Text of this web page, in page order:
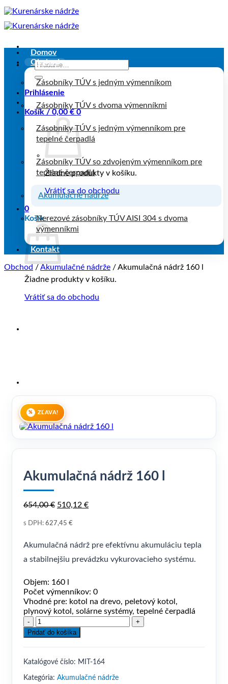
Skip
content
Hľadať:
Prihlásenie
Košík / 0,00 € 0
Žiadne produkty v košíku.
Vrátiť sa do obchodu
0
Košík
Žiadne produkty v košíku.
Vrátiť sa do obchodu
Domov
Obchod
Zásobníky TÚV s jedným výmenníkom
Zásobníky TÚV s dvoma výmenníkmi
Zásobníky TÚV s jedným výmenníkom pre
tepelné čerpadlá
Zásobníky TÚV so zdvojeným výmenníkom pre
tepelné čerpadlá
Akumulačné nádrže
Nerezové zásobníky TÚV AISI 304 s dvoma
výmenníkmi
Kontakt
Obchod /Akumulačné nádrže /Akumulačná nádrž 160 l
ZĽAVA!
Akumulačná nádrž 160 l
654,00€ Pôvodná
bola:
510,12 €Aktuálna
s DPH: 627,45 €
Akumulačná nádrž pre efektívnu akumuláciu tepla
a stabilnejšiu prevádzku vykurovacieho systému.
Objem: 160 l
Počet výmenníkov: 0
Vhodné pre: kotol na drevo, peletový kotol,
plynový kotol, solárne systémy, tepelné čerpadlá
množstvo
Akumulačná
nádrž
160
l
Pridať do košíka
Katalógové číslo: MIT-164
Kategória: Akumulačné nádrže